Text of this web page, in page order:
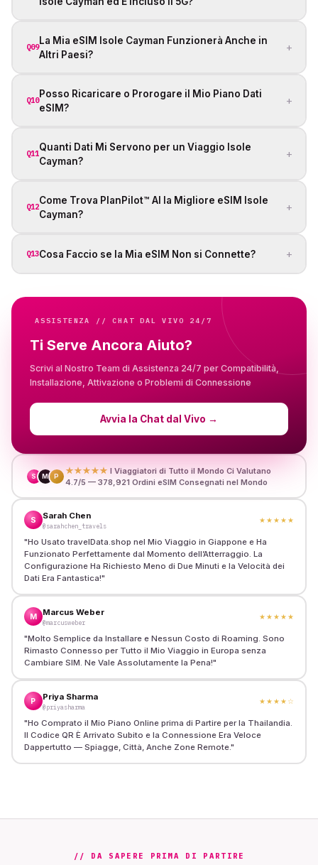
Q09
La Mia eSIM Isole Cayman Funzionerà Anche in
Altri Paesi?
+
Q10
Posso Ricaricare o Prorogare il Mio Piano Dati
eSIM?
+
Q11
Quanti Dati Mi Servono per un Viaggio Isole
Cayman?
+
Q12
Come Trova PlanPilot™ AI la Migliore eSIM Isole
Cayman?
+
Q13Cosa Faccio se la Mia eSIM Non si Connette? +
ASSISTENZA // CHAT DAL VIVO 24/7
Ti Serve Ancora Aiuto?
Scrivi al Nostro Team di Assistenza 24/7 per Compatibilità,
Installazione, Attivazione o Problemi di Connessione
Avvia la Chat dal Vivo →
S M P
★★★★★ I Viaggiatori di Tutto il Mondo Ci Valutano
4.7/5 — 378,921 Ordini eSIM Consegnati nel Mondo
S Sarah Chen
@sarahchen_travels
★★★★★
"Ho Usato travelData.shop nel Mio Viaggio in Giappone e Ha
Funzionato Perfettamente dal Momento dell’Atterraggio. La
Configurazione Ha Richiesto Meno di Due Minuti e la Velocità dei
Dati Era Fantastica!"
M Marcus Weber
@marcusweber
★★★★★
"Molto Semplice da Installare e Nessun Costo di Roaming. Sono
Rimasto Connesso per Tutto il Mio Viaggio in Europa senza
Cambiare SIM. Ne Vale Assolutamente la Pena!"
P Priya Sharma
@priyasharma
★★★★ ☆
"Ho Comprato il Mio Piano Online prima di Partire per la Thailandia.
Il Codice QR È Arrivato Subito e la Connessione Era Veloce
Dappertutto — Spiagge, Città, Anche Zone Remote."
// DA SAPERE PRIMA DI PARTIRE